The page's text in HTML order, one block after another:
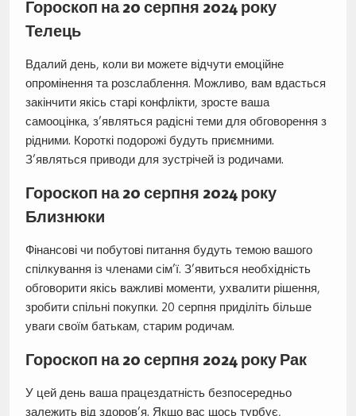
Гороскоп на 20 серпня 2024 року
Телець
Вдалий день, коли ви можете відчути емоційне
опромінення та розслаблення. Можливо, вам вдасться
закінчити якісь старі конфлікти, зросте ваша
самооцінка, з’являться радісні теми для обговорення з
рідними. Короткі подорожі будуть приємними.
З’являться приводи для зустрічей із родичами.
Гороскоп на 20 серпня 2024 року
Близнюки
Фінансові чи побутові питання будуть темою вашого
спілкування із членами сім’ї. З’явиться необхідність
обговорити якісь важливі моменти, ухвалити рішення,
зробити спільні покупки. 20 серпня приділіть більше
уваги своїм батькам, старим родичам.
Гороскоп на 20 серпня 2024 року Рак
У цей день ваша працездатність безпосередньо
залежить від здоров’я. Якщо вас щось турбує,